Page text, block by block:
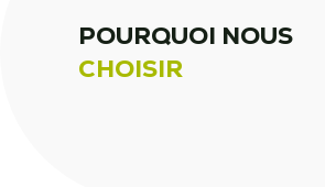
POURQUOI NOUS
CHOISIR